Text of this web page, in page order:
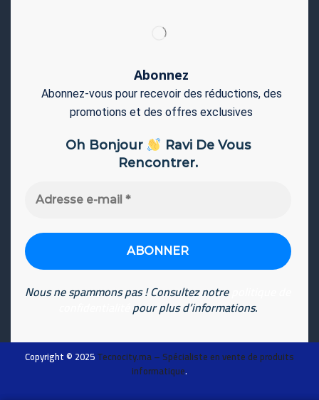
Abonnez
Abonnez-vous pour recevoir des réductions, des
promotions et des offres exclusives
Oh Bonjour
Ravi De Vous
Rencontrer.
Nous ne spammons pas ! Consultez notre
pour plus d’informations.
Copyright © 2025Tecnocity.ma– Spécialiste en vente de produits
informatique.